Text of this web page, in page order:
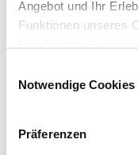
Angebot und Ihr
Funktionen unseres
Notwendige Cookies
Präferenzen
↘
Am Ufer des